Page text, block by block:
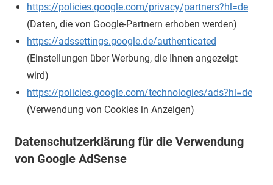
https://policies.google.com/privacy/partners?hl=de
(Daten, die von Google-Partnern erhoben werden)
https://adssettings.google.de/authenticated
(Einstellungen über Werbung, die Ihnen angezeigt
wird)
https://policies.google.com/technologies/ads?hl=de
(Verwendung von Cookies in Anzeigen)
Datenschutzerklärung für die Verwendung
von Google AdSense